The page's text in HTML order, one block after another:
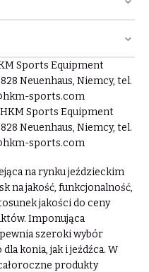
Sports Equipment
Neuenhaus, Niemcy, tel.
sports.com
HKM Sports Equipment
Neuenhaus, Niemcy, tel.
sports.com
na rynku jeździeckim
na jakość, funkcjonalność,
jakości do ceny
Imponująca
szeroki wybór
konia, jak i jeźdźca. W
produkty